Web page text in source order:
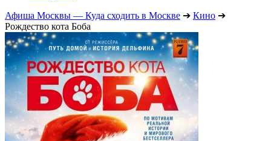
Афиша Москвы — Куда сходить в Москве ➔ Кино ➔
Рождество кота Боба